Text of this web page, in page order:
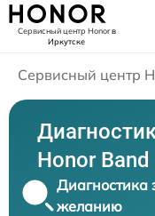
Сервисный центр Honorв
Иркутске
Сервисный центр
Honor
Диагностика
желанию